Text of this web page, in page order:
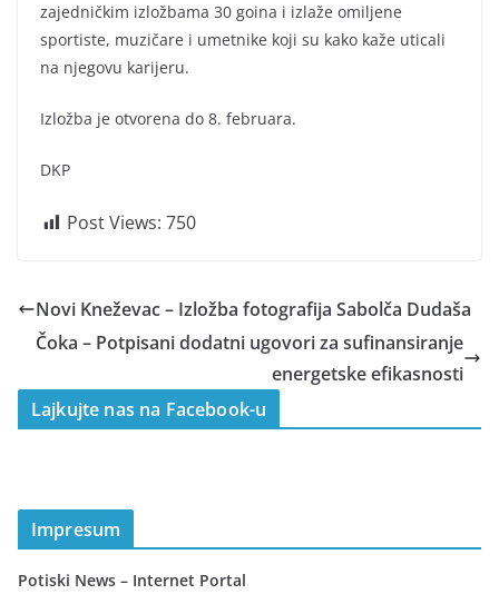
zajedničkim izložbama 30 goina i izlaže omiljene
sportiste, muzičare i umetnike koji su kako kaže uticali
na njegovu karijeru.
Izložba je otvorena do 8. februara.
DKP
Post Views: 750
Novi Kneževac – Izložba fotografija Sabolča Dudaša
Čoka – Potpisani dodatni ugovori za sufinansiranje
energetske efikasnosti
Lajkujte nas na Facebook-u
Impresum
Potiski News – Internet Portal